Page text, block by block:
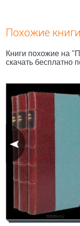
Похожие
Книги похожие на
скачать бесплатно